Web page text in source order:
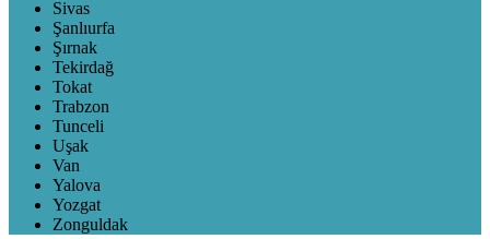
Sivas
Şanlıurfa
Şırnak
Tekirdağ
Tokat
Trabzon
Tunceli
Uşak
Van
Yalova
Yozgat
Zonguldak